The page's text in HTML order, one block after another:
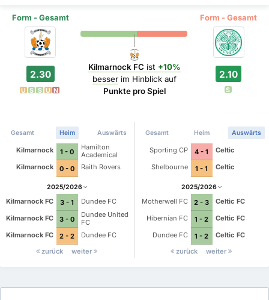
Form - Gesamt Form - Gesamt
2.30
U S S U N
Kilmarnock FC ist +10%
besserim Hinblick auf
Punkte pro Spiel
2.10
S
Gesamt Heim Auswärts
Kilmarnock 1 - 0
Hamilton
Academical
Kilmarnock
0 - 0 Raith Rovers
2025/2026
Kilmarnock FC 3 - 1
Dundee FC
Kilmarnock FC
3 - 0
Dundee United
FC
Kilmarnock FC
2 - 2
Dundee FC
zurück
weiter
Gesamt Heim Auswärts
Sporting CP 4 - 1
Celtic
Shelbourne
1 - 1 Celtic
2025/2026
Motherwell FC 2 - 3
Celtic FC
Hibernian FC
1 - 2
Celtic FC
Dundee FC
1 - 2
Celtic FC
zurück
weiter